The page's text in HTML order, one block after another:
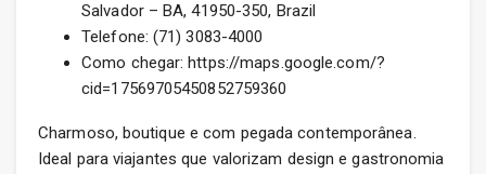
Salvador – BA, 41950-350, Brazil
Telefone: (71) 3083-4000
Como chegar: https://maps.google.com/?
cid=17569705450852759360
Charmoso, boutique e com pegada contemporânea.
Ideal para viajantes que valorizam design e gastronomia